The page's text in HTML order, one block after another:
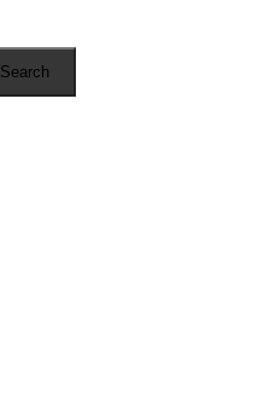
Search